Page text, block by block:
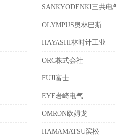
SANKYODENKI三共电
OLYMPUS奥林巴斯
HAYASHI林时计工业
ORC株式会社
FUJI富士
EYE岩崎电气
OMRON欧姆龙
HAMAMATSU滨松